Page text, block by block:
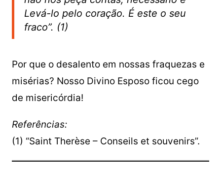
Levá-lo pelo coração. É este o seu
fraco”. (1)
Por que o desalento em nossas fraquezas e
misérias? Nosso Divino Esposo ficou cego
de misericórdia!
Referências:
(1) “Saint Therèse – Conseils et souvenirs”.